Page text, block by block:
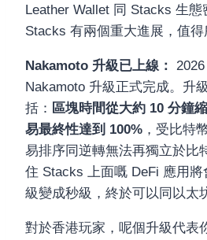
Leather Wallet 同 Stacks 生
Stacks 有兩個重大進展，值得
Nakamoto 升級已上線：
Nakamoto 升級正式完成。升
括： 區塊時間從大約 10 分鐘
易最終性達到 100% ，受比特
易排序同逆轉無法再獨立於比
住 Stacks 上面嘅 DeFi 應用
級變成秒級，終於可以同以太
對於香港玩家，呢個升級代表